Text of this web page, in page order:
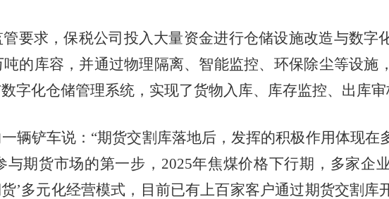
求，保税公司投入大量资金进行仓储设施改造与数字
的库容，并通过物理隔离、智能监控、环保除尘等设施
字化仓储管理系统，实现了货物入库、库存监控、出库审
铲车说：“期货交割库落地后，发挥的积极作用体现在
期货市场的第一步，2025年焦煤价格下行期，多家企
’多元化经营模式，目前已有上百家客户通过期货交割库